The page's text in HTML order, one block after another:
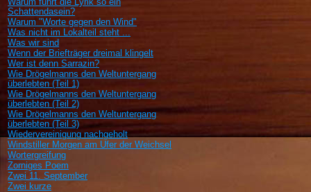
Schattendasein?
Warum "Worte gegen den Wind"
Was nicht im Lokalteil steht ...
Was wir sind
Wenn der Briefträger dreimal klingelt
Wer ist denn Sarrazin?
Wie Drögelmanns den Weltuntergang
überlebten (Teil 1)
Wie Drögelmanns den Weltuntergang
überlebten (Teil 2)
Wie Drögelmanns den Weltuntergang
überlebten (Teil 3)
Wiedervereinigung nachgeholt
Windstiller Morgen am Ufer der Weichsel
Wortergreifung
Zorniges Poem
Zwei 11. September
Zwei kurze